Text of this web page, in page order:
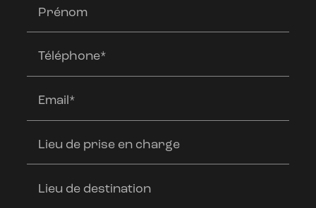
Prénom
Téléphone*
Email*
Lieu de prise en charge
Lieu de destination